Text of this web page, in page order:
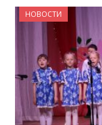
НОВОСТИ